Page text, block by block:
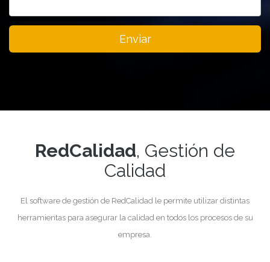
Enviar
RedCalidad, Gestión de
Calidad
El software de gestión de RedCalidad le permite utilizar distintas
herramientas para asegurar la calidad en todos los procesos de su
empresa.